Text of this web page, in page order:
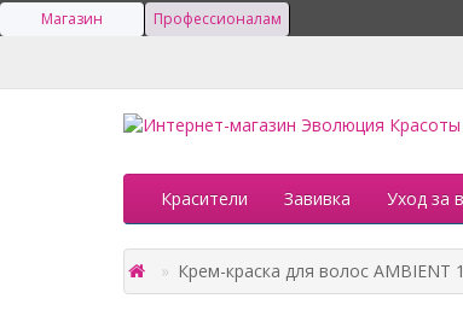
Магазин Профессионалам
Красители Завивка Уход за
Крем-краска для волос AMBIENT